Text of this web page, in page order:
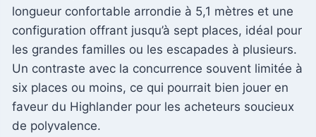
longueur confortable arrondie à 5,1 mètres et une
configuration offrant jusqu’à sept places, idéal pour
les grandes familles ou les escapades à plusieurs.
Un contraste avec la concurrence souvent limitée à
six places ou moins, ce qui pourrait bien jouer en
faveur du Highlander pour les acheteurs soucieux
de polyvalence.